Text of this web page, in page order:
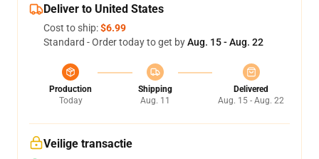
Deliver to United States
Cost to ship:$6.99
Standard - Order today to get byAug. 15 - Aug. 22
Production
Today
Shipping
Aug. 11
Delivered
Aug. 15 - Aug. 22
Veilige transactie